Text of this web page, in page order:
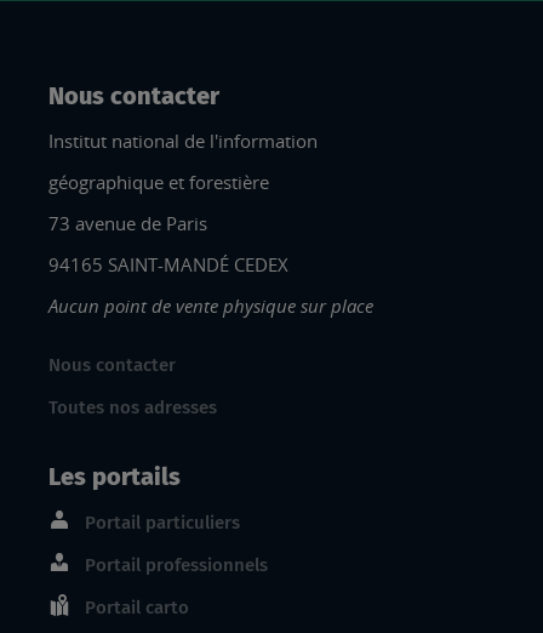
Nous contacter
Institut national de l'information
géographique et forestière
73 avenue de Paris
94165 SAINT-MANDÉ CEDEX
Aucun point de vente physique sur place
Nous contacter
Toutes nos adresses
Les portails
Portail particuliers
Portail professionnels
Portail carto